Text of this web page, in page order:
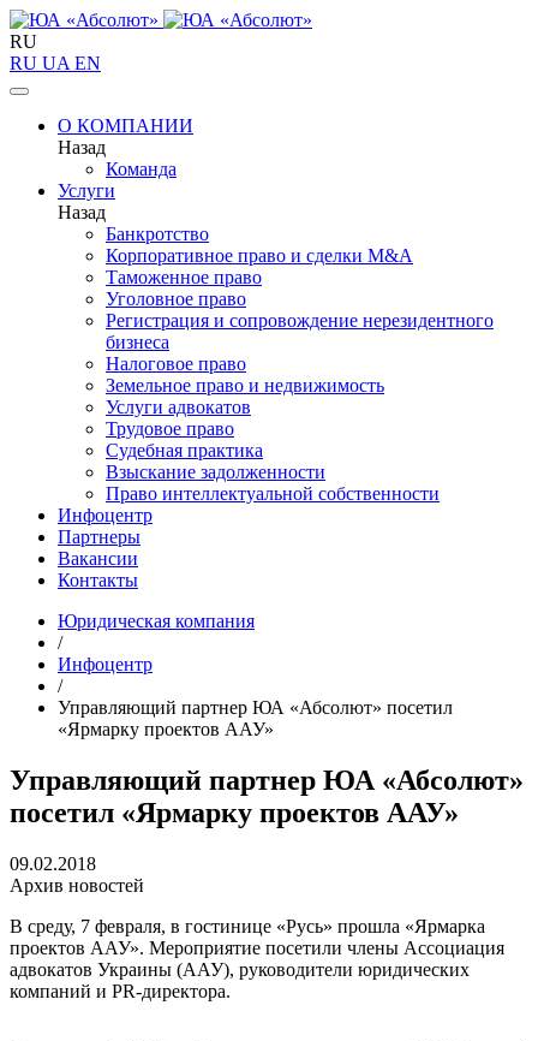
RU
RU UA EN
О КОМПАНИИ
Назад
Команда
Услуги
Назад
Банкротство
Корпоративное право и сделки M&A
Таможенное право
Уголовное право
Регистрация и сопровождение нерезидентного
бизнеса
Налоговое право
Земельное право и недвижимость
Услуги адвокатов
Трудовое право
Судебная практика
Взыскание задолженности
Право интеллектуальной собственности
Инфоцентр
Партнеры
Вакансии
Контакты
Юридическая компания
/
Инфоцентр
/
Управляющий партнер ЮА «Абсолют» посетил
«Ярмарку проектов ААУ»
Управляющий партнер ЮА «Абсолют»
посетил «Ярмарку проектов ААУ»
09.02.2018
Архив новостей
В среду, 7 февраля, в гостинице «Русь» прошла «Ярмарка
проектов ААУ». Мероприятие посетили члены Ассоциация
адвокатов Украины (ААУ), руководители юридических
компаний и PR-директора.